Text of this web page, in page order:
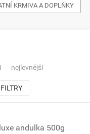
KRMIVA A DOPLŇKY
nejlevnější
andulka 500g